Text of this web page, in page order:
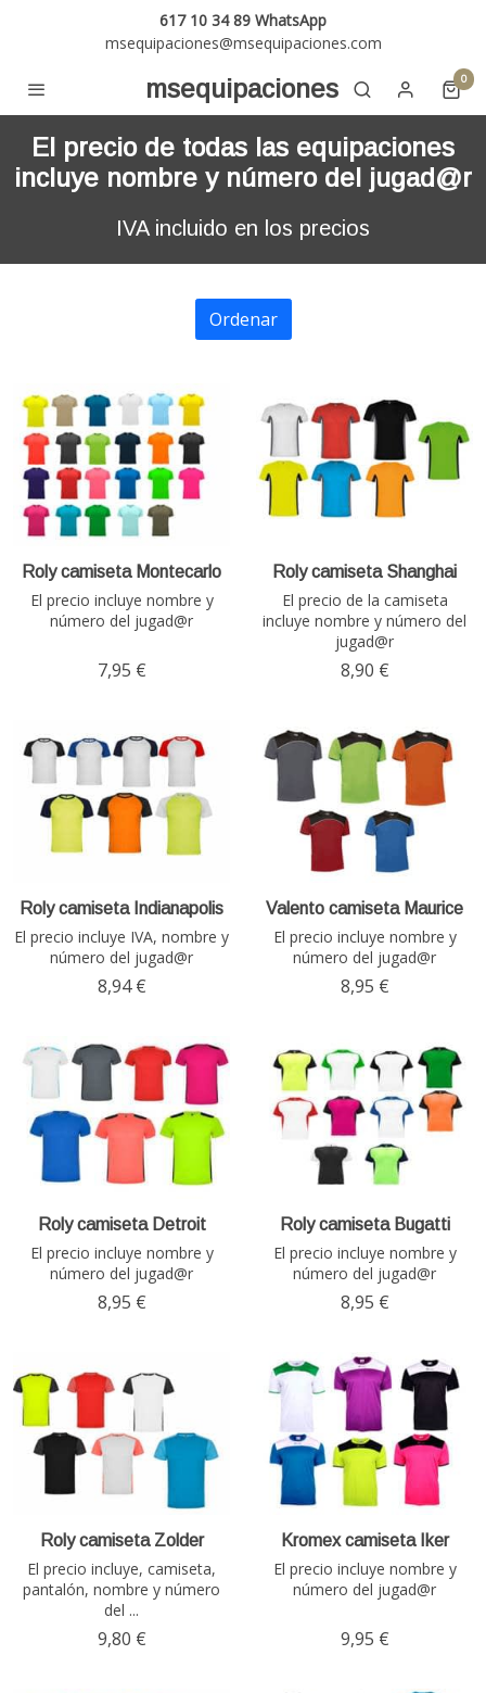
617 10 34 89 WhatsApp
msequipaciones@msequipaciones.com
msequipaciones 0
El precio de todas las equipaciones
incluye nombre y número del jugad@r
IVA incluido en los precios
Ordenar
Roly camiseta Montecarlo
El precio incluye nombre y
número del jugad@r
7,95 €
Roly camiseta Shanghai
El precio de la camiseta
incluye nombre y número del
jugad@r
8,90 €
Roly camiseta Indianapolis
El precio incluye IVA, nombre y
número del jugad@r
8,94 €
Valento camiseta Maurice
El precio incluye nombre y
número del jugad@r
8,95 €
Roly camiseta Detroit
El precio incluye nombre y
número del jugad@r
8,95 €
Roly camiseta Bugatti
El precio incluye nombre y
número del jugad@r
8,95 €
Roly camiseta Zolder
El precio incluye, camiseta,
pantalón, nombre y número
del ...
9,80 €
Kromex camiseta Iker
El precio incluye nombre y
número del jugad@r
9,95 €